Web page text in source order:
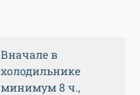
Вначале в
холодильнике
минимум 8 ч.,